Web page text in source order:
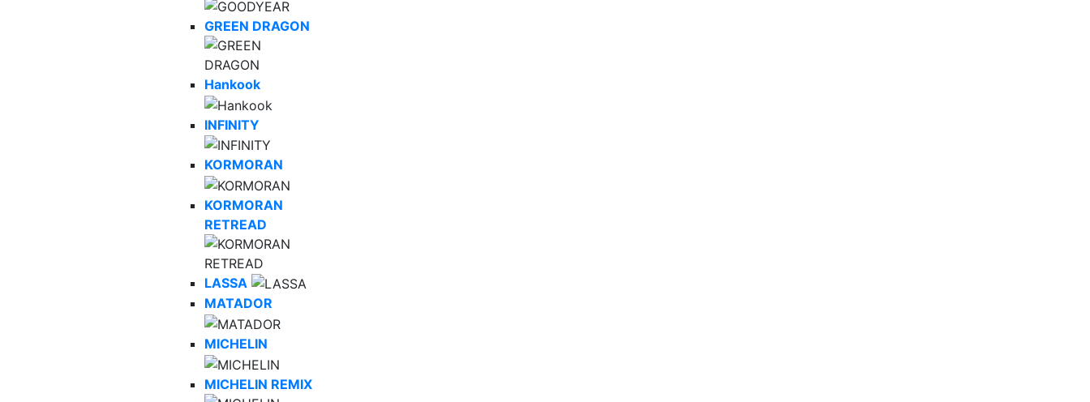
GREEN DRAGON
Hankook
INFINITY
KORMORAN
KORMORAN
RETREAD
LASSA
MATADOR
MICHELIN
MICHELIN REMIX